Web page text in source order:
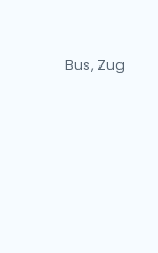
Bus, Zug